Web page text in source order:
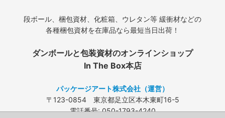
段ボール、梱包資材、化粧箱、ウレタン等 緩衝材などの
各種梱包資材を在庫品なら最短当日出荷！
ダンボールと包装資材のオンラインショップ
In The Box本店
パッケージアート株式会社（運営）
〒123-0854 東京都足立区本木東町16-5
電話番号: 050-1793-4240